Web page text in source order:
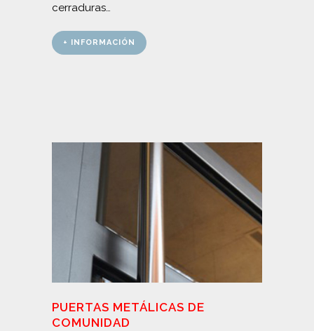
cerraduras…
+ INFORMACIÓN
PUERTAS METÁLICAS DE
COMUNIDAD